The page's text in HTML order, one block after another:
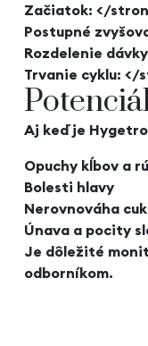
Začiatok: </
Postupné
Rozdelenie
Trvanie cyklu: </
Aj keď je
Opuchy kĺbov a
Bolesti hlavy
Nerovnováha
Únava a pocity
Je dôležité
odborníkom.